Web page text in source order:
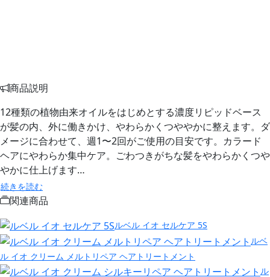
商品説明
12種類の植物由来オイルをはじめとする濃度リピッドベース
が髪の内、外に働きかけ、やわらかくつややかに整えます。ダ
メージに合わせて、週1〜2回がご使用の目安です。カラード
ヘアにやわらか集中ケア。ごわつきがちな髪をやわらかくつや
やかに仕上げます…
続きを読む
関連商品
ルベル イオ セルケア 5S
ルベ
ル イオ クリーム メルトリペア ヘアトリートメント
ル